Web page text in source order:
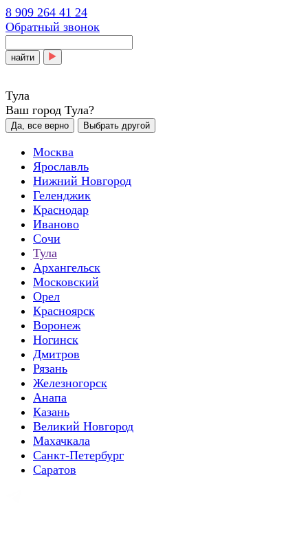
8 909 264 41 24
Обратный звонок
найти
Тула
Ваш город Тула?
Да, все верно Выбрать другой
Москва
Ярославль
Нижний Новгород
Геленджик
Краснодар
Иваново
Сочи
Тула
Архангельск
Московский
Орел
Красноярск
Воронеж
Ногинск
Дмитров
Рязань
Железногорск
Анапа
Казань
Великий Новгород
Махачкала
Санкт-Петербург
Саратов